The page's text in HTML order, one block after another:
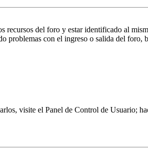
recursos del foro y estar identificado al
con el ingreso o salida del foro,
visite el Panel de Control de Usuario;